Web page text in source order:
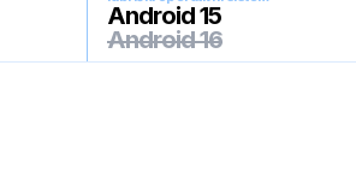
Android 15
Android 16